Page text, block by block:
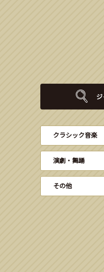
クラシック音楽
演劇・舞踊
その他